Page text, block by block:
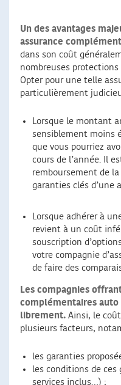
Un des avantages
assurance
dans son coût
nombreuses
Opter pour une telle
particulièrement
Lorsque le montant
sensiblement moins
que vous pourriez
cours de l’année. Il
remboursement de
garanties clés d’une
Lorsque adhérer à
revient à un coût
souscription
votre compagnie
de faire des
Les compagnies
complémentaires
librement. Ainsi, le
plusieurs facteurs,
les garanties
les conditions de
services inclus…) ;